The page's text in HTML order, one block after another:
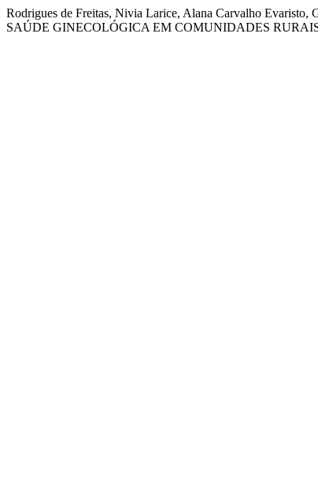
Rodrigues de Freitas, Nivia Larice, Alana Carvalho
SAÚDE GINECOLÓGICA EM COMUNIDADES